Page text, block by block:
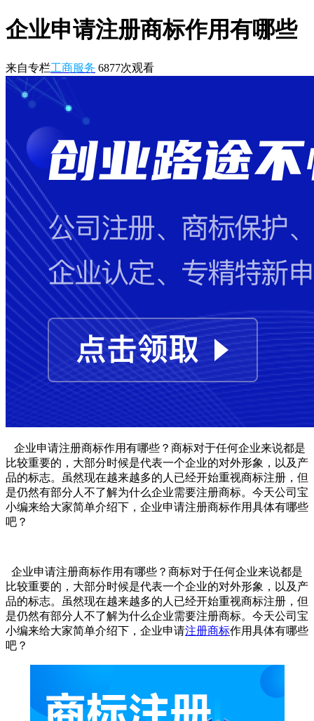
企业申请注册商标作用有哪些
来自专栏工商服务 6877次观看
企业申请注册商标作用有哪些？商标对于任何企业来说都是
比较重要的，大部分时候是代表一个企业的对外形象，以及产
品的标志。虽然现在越来越多的人已经开始重视商标注册，但
是仍然有部分人不了解为什么企业需要注册商标。今天公司宝
小编来给大家简单介绍下，企业申请注册商标作用具体有哪些
吧？
企业申请注册商标作用有哪些？商标对于任何企业来说都是
比较重要的，大部分时候是代表一个企业的对外形象，以及产
品的标志。虽然现在越来越多的人已经开始重视商标注册，但
是仍然有部分人不了解为什么企业需要注册商标。今天公司宝
小编来给大家简单介绍下，企业申请注册商标作用具体有哪些
吧？